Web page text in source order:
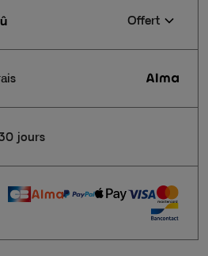
Offert
jours